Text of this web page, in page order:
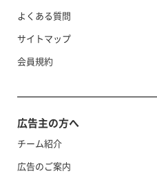
よくある質問
サイトマップ
会員規約
広告主の方へ
チーム紹介
広告のご案内